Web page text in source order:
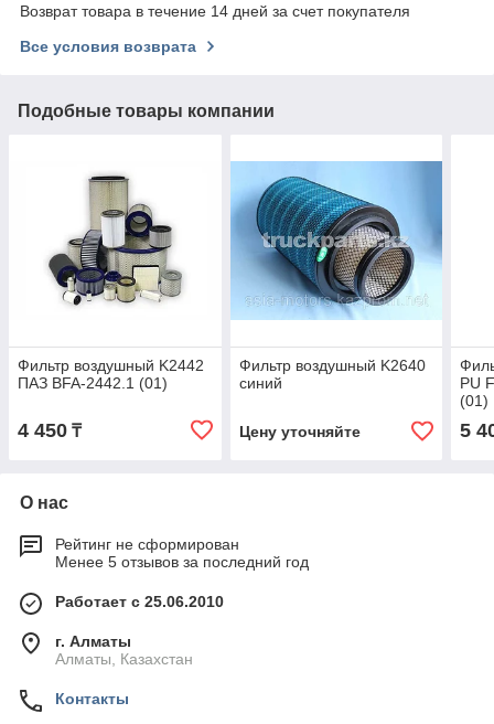
Возврат товара в течение 14 дней за счет покупателя
Все условия возврата
Подобные товары компании
Фильтр воздушный K2442
ПАЗ BFA-2442.1 (01)
4 450 ₸
Фильтр воздушный K2640
синий
Цену уточняйте
PU
(01)
5
О нас
Рейтинг не сформирован
Менее 5 отзывов за последний год
Работает с 25.06.2010
г. Алматы
Алматы, Казахстан
Контакты